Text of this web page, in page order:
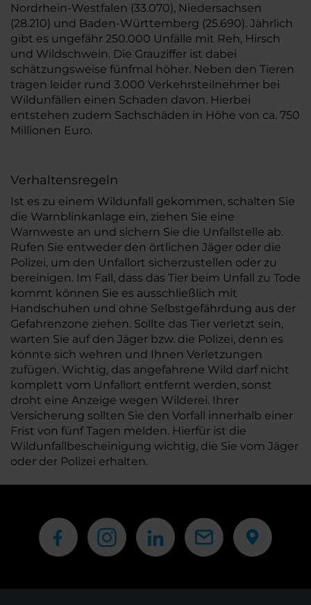
Nordrhein-Westfalen (33.070), Niedersachsen
(28.210) und Baden-Württemberg (25.690). Jährlich
gibt es ungefähr 250.000 Unfälle mit Reh, Hirsch
und Wildschwein. Die Grauziffer ist dabei
schätzungsweise fünfmal höher. Neben den Tieren
tragen leider rund 3.000 Verkehrsteilnehmer bei
Wildunfällen einen Schaden davon. Hierbei
entstehen zudem Sachschäden in Höhe von ca. 750
Millionen Euro.
Verhaltensregeln
Ist es zu einem Wildunfall gekommen, schalten Sie
die Warnblinkanlage ein, ziehen Sie eine
Warnweste an und sichern Sie die Unfallstelle ab.
Rufen Sie entweder den örtlichen Jäger oder die
Polizei, um den Unfallort sicherzustellen oder zu
bereinigen. Im Fall, dass das Tier beim Unfall zu Tode
kommt können Sie es ausschließlich mit
Handschuhen und ohne Selbstgefährdung aus der
Gefahrenzone ziehen. Sollte das Tier verletzt sein,
warten Sie auf den Jäger bzw. die Polizei, denn es
könnte sich wehren und Ihnen Verletzungen
zufügen. Wichtig, das angefahrene Wild darf nicht
komplett vom Unfallort entfernt werden, sonst
droht eine Anzeige wegen Wilderei. Ihrer
Versicherung sollten Sie den Vorfall innerhalb einer
Frist von fünf Tagen melden. Hierfür ist die
Wildunfallbescheinigung wichtig, die Sie vom Jäger
oder der Polizei erhalten.